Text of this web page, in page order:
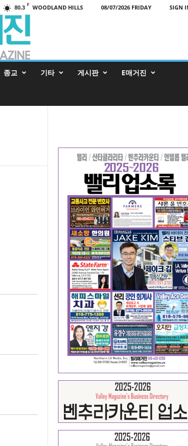
80.3 F WOODLAND HILLS 08/07/2026 FRIDAY SIGN
종교 기타 게시판 E매거진